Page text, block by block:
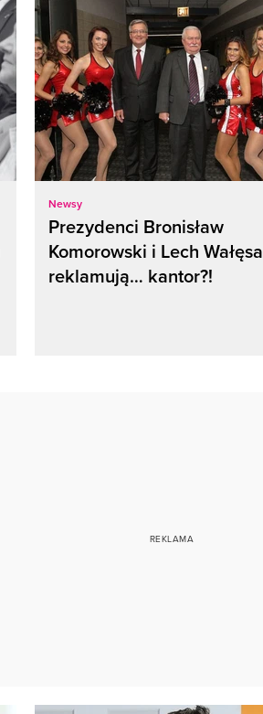
Newsy
Prezydenci Bronisław
Komorowski i Lech Wałęsa
reklamują… kantor?!